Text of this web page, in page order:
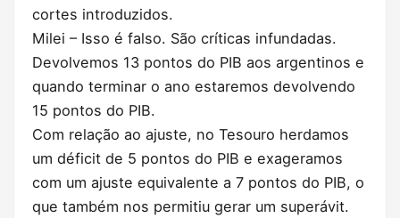
cortes introduzidos.
Milei – Isso é falso. São críticas infundadas.
Devolvemos 13 pontos do PIB aos argentinos e
quando terminar o ano estaremos devolvendo
15 pontos do PIB.
Com relação ao ajuste, no Tesouro herdamos
um déficit de 5 pontos do PIB e exageramos
com um ajuste equivalente a 7 pontos do PIB, o
que também nos permitiu gerar um superávit.